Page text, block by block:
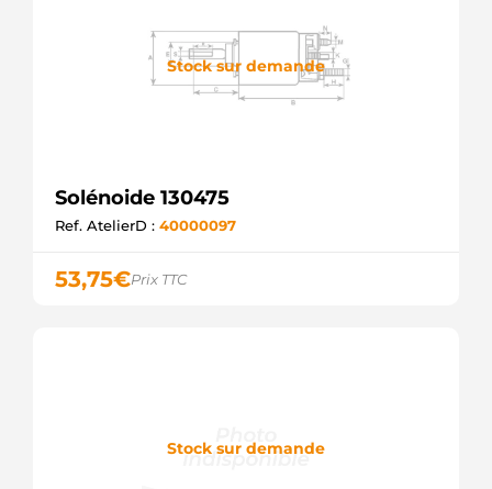
Stock sur demande
Solénoide 130475
Ref. AtelierD : 40000097
53,75€Prix TTC
Stock sur demande